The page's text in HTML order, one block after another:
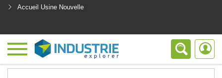
Accueil Usine Nouvelle